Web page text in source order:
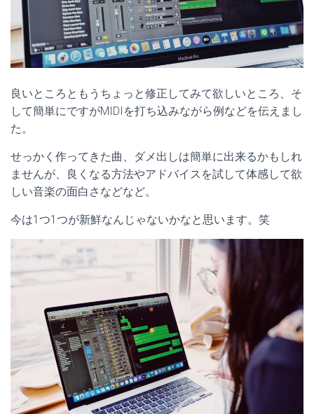
良いところともうちょっと修正してみて欲しいところ、そ
して簡単にですがMIDIを打ち込みながら例などを伝えまし
た。
せっかく作ってきた曲、ダメ出しは簡単に出来るかもしれ
ませんが、良くなる方法やアドバイスを試して体感して欲
しい音楽の面白さなどなど。
今は1つ1つが新鮮なんじゃないかなと思います。笑